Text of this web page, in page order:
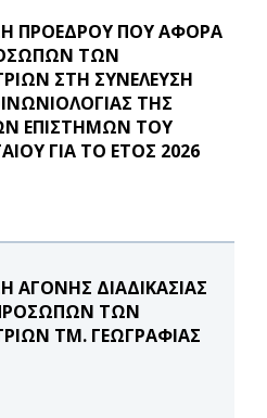
ΠΡΟΕΔΡΟΥ ΠΟΥ ΑΦΟΡΑ
ΤΩΝ
ΣΤΗ ΣΥΝΕΛΕΥΣΗ
ΤΗΣ
ΕΠΙΣΤΗΜΩΝ ΤΟΥ
ΓΙΑ ΤΟ ΕΤΟΣ 2026
ΑΓΟΝΗΣ ΔΙΑΔΙΚΑΣΙΑΣ
ΤΩΝ
ΤΜ. ΓΕΩΓΡΑΦΙΑΣ